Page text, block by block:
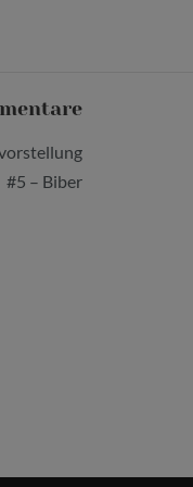
#5 – Biber